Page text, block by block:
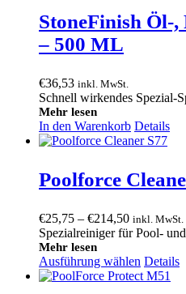
StoneFinish Öl-,
– 500 ML
€36,53 inkl. MwSt.
Schnell wirkendes Spezial-
Mehr lesen
In den Warenkorb Details
Poolforce
€25,75 – €214,50Preisspanne:
€25,75
€214,50
inkl. MwSt.
Spezialreiniger für Pool-
Mehr lesen
Ausführung wählen Details